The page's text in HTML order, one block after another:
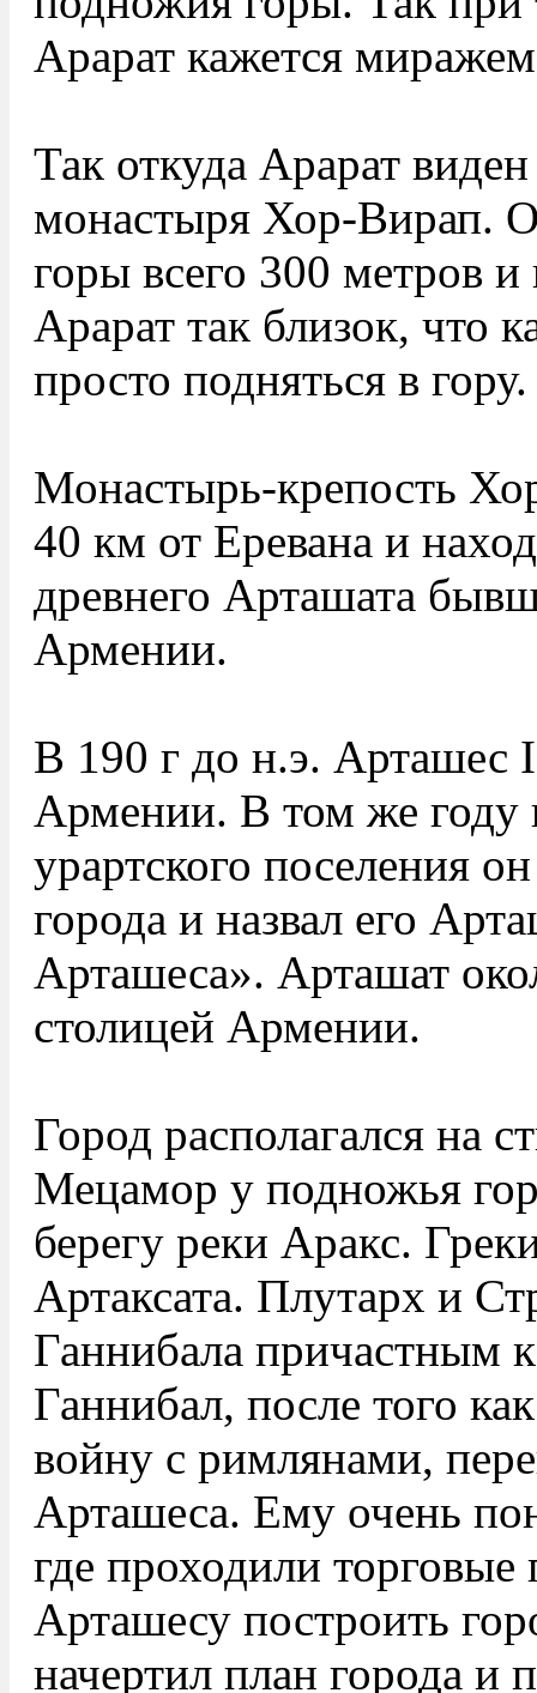
Арарат кажется
Так откуда Арарат
монастыря Хор-Вирап.
горы всего 300 метров
Арарат так близок, что
просто подняться в гору.
Монастырь-крепость
40 км от Еревана и
древнего Арташата
Армении.
В 190 г до н.э. Арташес
Армении. В том же году
урартского поселения
города и назвал его
Арташеса». Арташат
столицей Армении.
Город располагался на
Мецамор у подножья
берегу реки Аракс.
Артаксата. Плутарх и
Ганнибала причастным
Ганнибал, после того
войну с римлянами,
Арташеса. Ему очень
где проходили
Арташесу построить
начертил план города и